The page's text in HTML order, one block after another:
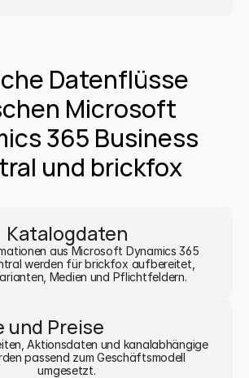
Datenflüsse
Microsoft
365 Business
und brickfox
Katalogdaten
aus Microsoft Dynamics 365
werden für brickfox aufbereitet,
Medien und Pflichtfeldern.
und Preise
Aktionsdaten und kanalabhängige
passend zum Geschäftsmodell
umgesetzt.